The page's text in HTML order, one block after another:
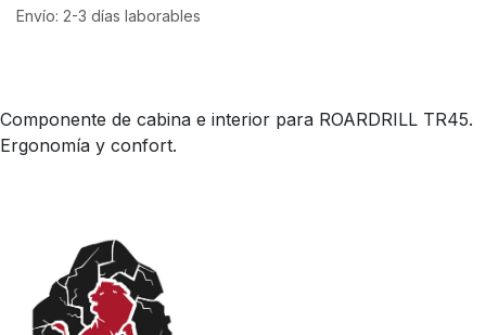
Envío: 2-3 días laborables
Componente de cabina e interior para ROARDRILL TR45.
Ergonomía y confort.